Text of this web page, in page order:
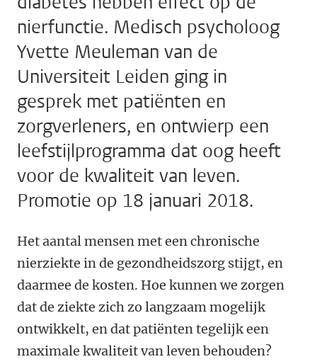
nierfunctie. Medisch psycholoog
Yvette Meuleman van de
Universiteit Leiden ging in
gesprek met patiënten en
zorgverleners, en ontwierp een
leefstijlprogramma dat oog heeft
voor de kwaliteit van leven.
Promotie op 18 januari 2018.
Het aantal mensen met een chronische
nierziekte in de gezondheidszorg stijgt, en
daarmee de kosten. Hoe kunnen we zorgen
dat de ziekte zich zo langzaam mogelijk
ontwikkelt, en dat patiënten tegelijk een
maximale kwaliteit van leven behouden?